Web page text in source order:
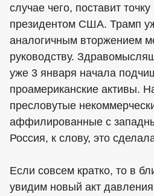
случае чего, поставит
президентом США. Трамп
аналогичным вторжением
руководству.
уже 3 января начала
проамериканские активы.
пресловутые
аффилированные с
Россия, к слову, это
Если совсем кратко, то в
увидим новый акт